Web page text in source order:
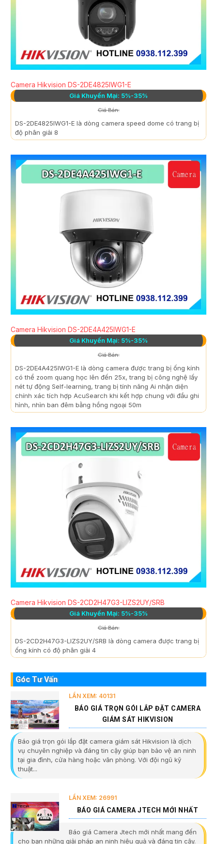
Camera Hikvision DS-2DE4825IWG1-E
Giá Khuyến Mại: 5%-35%
Giá Bán:
DS-2DE4825IWG1-E là dòng camera speed dome có trang bị
độ phân giải 8
Camera Hikvision DS-2DE4A425IWG1-E
Giá Khuyến Mại: 5%-35%
Giá Bán:
DS-2DE4A425IWG1-E là dòng camera được trang bị ống kính
có thể zoom quang học lên đến 25x, trang bị công nghệ lấy
nét tự động Self-learning, trang bị tính năng Ai nhận diện
chính xác tích hợp AcuSearch khi kết hợp chung với đầu ghi
hình, nhìn ban đêm bằng hồng ngoại 50m
Camera Hikvision DS-2CD2H47G3-LIZS2UY/SRB
Giá Khuyến Mại: 5%-35%
Giá Bán:
DS-2CD2H47G3-LIZS2UY/SRB là dòng camera được trang bị
ống kính có độ phân giải 4
Góc Tư Vấn
LẦN XEM: 40131
BÁO GIÁ TRỌN GÓI LẮP ĐẶT CAMERA
GIÁM SÁT HIKVISION
Báo giá trọn gói lắp đặt camera giám sát Hikvision là dịch
vụ chuyên nghiệp và đáng tin cậy giúp bạn bảo vệ an ninh
tại gia đình, cửa hàng hoặc văn phòng. Với đội ngũ kỹ
thuật...
LẦN XEM: 26991
BÁO GIÁ CAMERA JTECH MỚI NHẤT
Báo giá Camera Jtech mới nhất mang đến
cho bạn những giải pháp an ninh hiệu quả và đáng tin cậy.